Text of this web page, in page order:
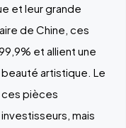
et leur grande
de Chine, ces
et allient une
artistique. Le
ces pièces
mais